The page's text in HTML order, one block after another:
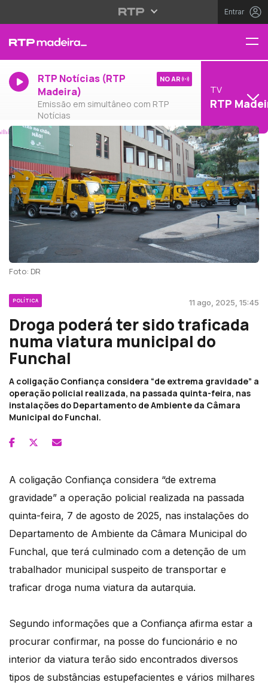
Entrar
RTP Notícias (RTP
Madeira)
Emissão em simultâneo com RTP
Notícias
NO AR
TV
RTP
Foto: DR
POLÍTICA 11 ago, 2025, 15:45
Droga poderá ter sido traficada
numa viatura municipal do
Funchal
A coligação Confiança considera “de extrema gravidade” a
operação policial realizada, na passada quinta-feira, nas
instalações do Departamento de Ambiente da Câmara
Municipal do Funchal.
A coligação Confiança considera “de extrema
gravidade” a operação policial realizada na passada
quinta-feira, 7 de agosto de 2025, nas instalações do
Departamento de Ambiente da Câmara Municipal do
Funchal, que terá culminado com a detenção de um
trabalhador municipal suspeito de transportar e
traficar droga numa viatura da autarquia.
Segundo informações que a Confiança afirma estar a
procurar confirmar, na posse do funcionário e no
interior da viatura terão sido encontrados diversos
tipos de substâncias estupefacientes e vários milhares